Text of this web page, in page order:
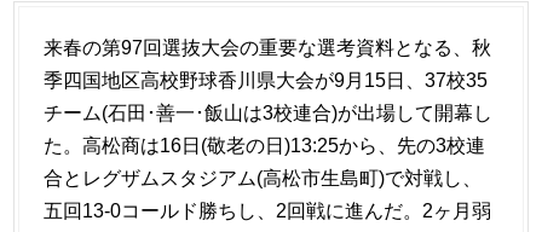
来春の第97回選抜大会の重要な選考資料となる、秋
季四国地区高校野球香川県大会が9月15日、37校35
チーム(石田･善一･飯山は3校連合)が出場して開幕し
た。高松商は16日(敬老の日)13:25から、先の3校連
合とレグザムスタジアム(高松市生島町)で対戦し、
五回13-0コールド勝ちし、2回戦に進んだ。2ヶ月弱